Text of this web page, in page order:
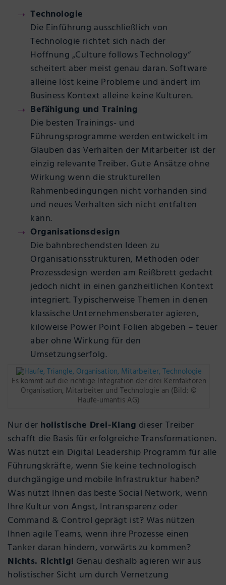
Technologie
Die Einführung ausschließlich von
Technologie richtet sich nach der
Hoffnung „Culture follows Technology“
scheitert aber meist genau daran. Software
alleine löst keine Probleme und ändert im
Business Kontext alleine keine Kulturen.
Befähigung und Training
Die besten Trainings- und
Führungsprogramme werden entwickelt im
Glauben das Verhalten der Mitarbeiter ist der
einzig relevante Treiber. Gute Ansätze ohne
Wirkung wenn die strukturellen
Rahmenbedingungen nicht vorhanden sind
und neues Verhalten sich nicht entfalten
kann.
Organisationsdesign
Die bahnbrechendsten Ideen zu
Organisationsstrukturen, Methoden oder
Prozessdesign werden am Reißbrett gedacht
jedoch nicht in einen ganzheitlichen Kontext
integriert. Typischerweise Themen in denen
klassische Unternehmensberater agieren,
kiloweise Power Point Folien abgeben – teuer
aber ohne Wirkung für den
Umsetzungserfolg.
Es kommt auf die richtige Integration der drei Kernfaktoren
Organisation, Mitarbeiter und Technologie an (Bild: ©
Haufe-umantis AG)
Nur der holistische Drei-Klang dieser Treiber
schafft die Basis für erfolgreiche Transformationen.
Was nützt ein Digital Leadership Programm für alle
Führungskräfte, wenn Sie keine technologisch
durchgängige und mobile Infrastruktur haben?
Was nützt Ihnen das beste Social Network, wenn
Ihre Kultur von Angst, Intransparenz oder
Command & Control geprägt ist? Was nützen
Ihnen agile Teams, wenn ihre Prozesse einen
Tanker daran hindern, vorwärts zu kommen?
Nichts. Richtig! Genau deshalb agieren wir aus
holistischer Sicht um durch Vernetzung